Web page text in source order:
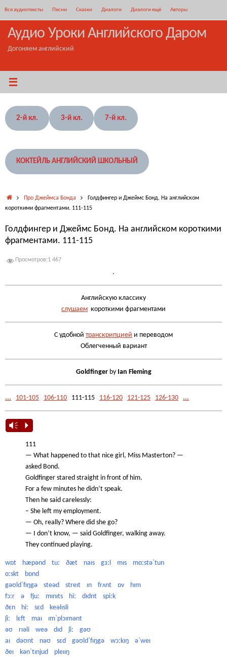
содержимому
Все аудиотексты Песни Сказки Диалоги Диалоги ещё Авторы
Аудио Уроки Английского Даром
Догоняем английский
2-й кл. 3-й кл. 7-й кл.
КОКТЕЙЛЬ АНГЛИЙСКИЙ ШКОЛЬНЫЙ
ГлавнаяПро Джеймса Бонда
Голдфингер и Джеймс Бонд. На английском
короткими фрагментами. 111-115
Голдфингер и Джеймс Бонд. На английском короткими
фрагментами. 111-115
Просмотров:1 467
.
Английскую классику
слушаем короткими фрагментами
С удобной транскрипцией и переводом
Облегченный вариант
Goldfinger by Ian Fleming
... 101-105 106-110 111-115 116-120 121-125 126-130 ...
Vm P
111
— What happened to that nice girl, Miss Masterton? —
asked Bond.
Goldfinger stared straight in front of him.
For a few minutes he didn’t speak.
Then he said carelessly:
– She left my employment.
— Oh, really? Where did she go?
— I don’t know, — said Goldfinger, walking away.
They continued playing.
wɒt hæpənd tuː ðæt naɪs gɜːl mɪs mɑːstəˈtun
ɑːskt bɒnd
gəʊldˈfɪŋgə steəd streɪt ɪn frʌnt ɒv hɪm
fɔːr ə fjuː mɪnɪts hiː dɪdnt spiːk
ðɛn hiː sɛd keəlɪsli
ʃiː lɛft maɪ ɪmˈplɔɪmənt
əʊ rɪəli weə dɪd ʃiː gəʊ
aɪ dəʊnt nəʊ sɛd gəʊldˈfɪŋgə wɔːkɪŋ əˈweɪ
ðeɪ kənˈtɪnjud pleɪɪŋ